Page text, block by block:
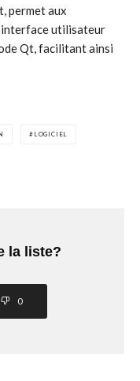
permet aux
utilisateur
Qt, facilitant ainsi
LOGICIEL
la liste?
0